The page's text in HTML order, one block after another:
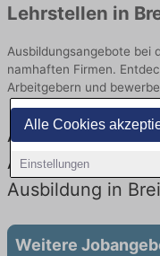
Alle Cookies
Einstellungen
Lehrstellen in
Ausbildungsangebote bei
namhaften Firmen.
Arbeitgebern und
Ausbildung in
Aktuell gibt es
Ausbildung in
Weitere